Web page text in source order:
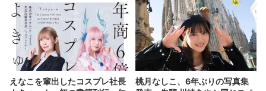
えなこを輩出したコスプレ社長
桃月なしこ、6年ぶりの写真集